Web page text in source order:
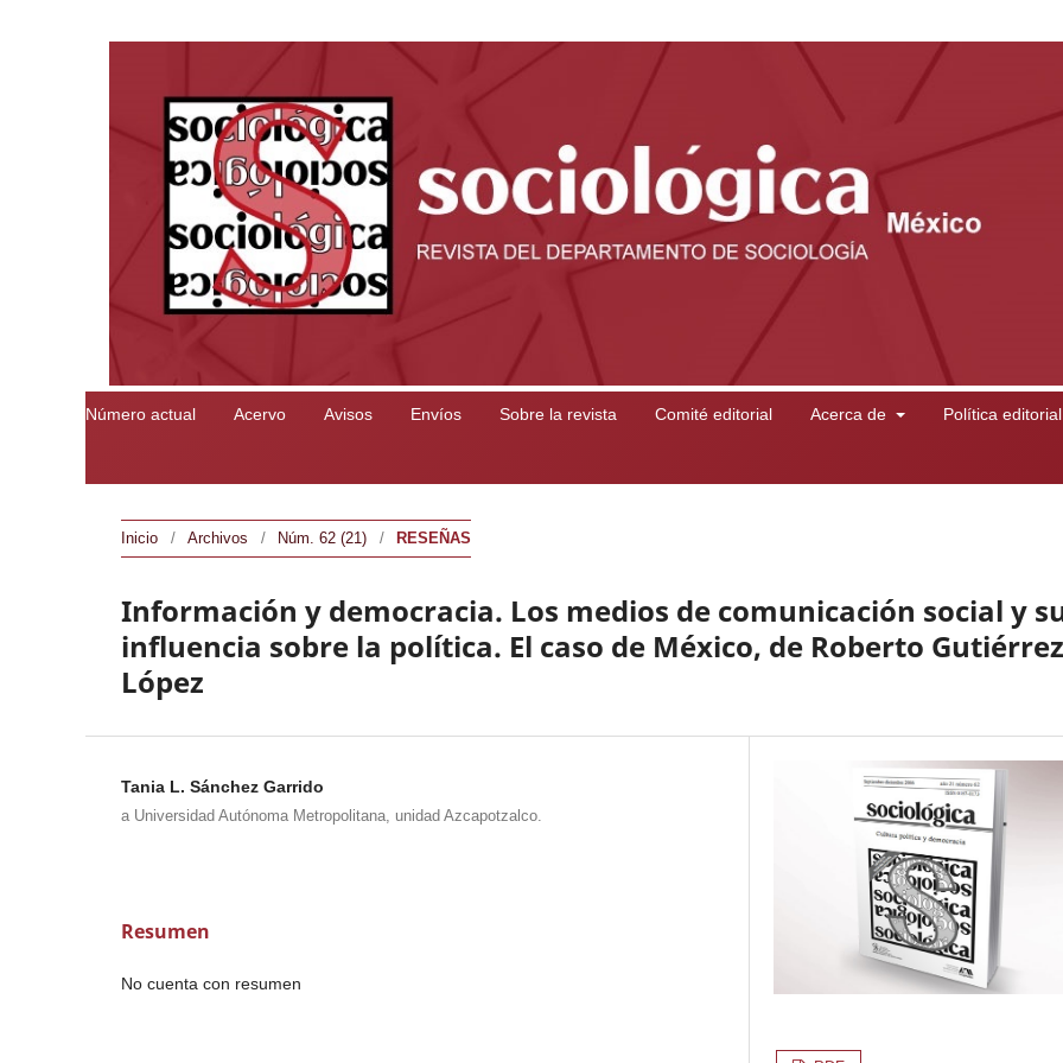
Número actual Acervo Avisos Envíos Sobre la revista Comité editorial Acerca de Política
Inicio / Archivos / Núm. 62 (21) / RESEÑAS
Información y democracia. Los medios de comunicación social y
influencia sobre la política. El caso de México, de Roberto Gutiérrez
López
Tania L. Sánchez Garrido
a Universidad Autónoma Metropolitana, unidad Azcapotzalco.
Resumen
No cuenta con resumen